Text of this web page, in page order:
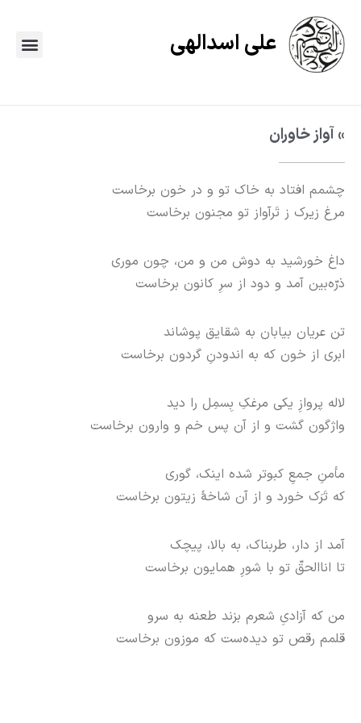
علی اسدالهی
» آواز خاوران
چشمم افتاد به خاک تو و در خون برخاست
مرغ زیرک ز تَرآواز تو مجنون برخاست
داغ خورشید به دوش من و من، چون موری
ذرّه‌بین آمد و دود از سرِ کانون برخاست
تن عریان بیابان به شقایق پوشاند
ابری از خون که به اندودنِ گردون برخاست
لاله پروازِ یکی مرغکِ بِسمِل را دید
واژگون گشت و از آن پس خم و وارون برخاست
مأمنِ جمعِ کبوتر شده اینک، گوری
که تَرَک‌ خورد و از آن شاخهٔ زیتون برخاست
آمد از دار، طربناک، به بالا، پیچک
تا اناالحقّ تو با شورِ همایون برخاست
من که آزادیِ شعرم بزند طعنه به سرو
قلمم رقص تو دیده‌ست که موزون برخاست